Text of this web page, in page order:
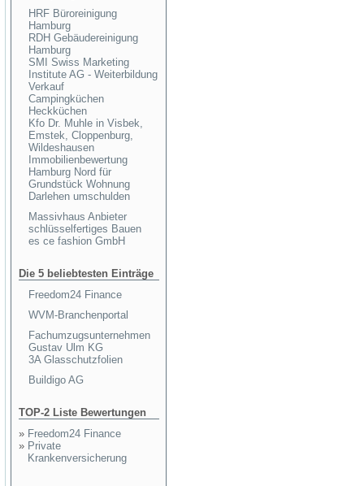
HRF Büroreinigung
Hamburg
RDH Gebäudereinigung
Hamburg
SMI Swiss Marketing
Institute AG - Weiterbildung
Verkauf
Campingküchen
Heckküchen
Kfo Dr. Muhle in Visbek,
Emstek, Cloppenburg,
Wildeshausen
Immobilienbewertung
Hamburg Nord für
Grundstück Wohnung
Darlehen umschulden
Massivhaus Anbieter
schlüsselfertiges Bauen
es ce fashion GmbH
Die 5 beliebtesten Einträge
Freedom24 Finance
WVM-Branchenportal
Fachumzugsunternehmen
Gustav Ulm KG
3A Glasschutzfolien
Buildigo AG
TOP-2 Liste Bewertungen
» Freedom24 Finance
» Private
Krankenversicherung